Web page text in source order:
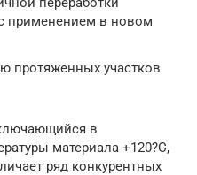
применением в новом
протяженных участков
в
материала +120?C,
ряд конкурентных